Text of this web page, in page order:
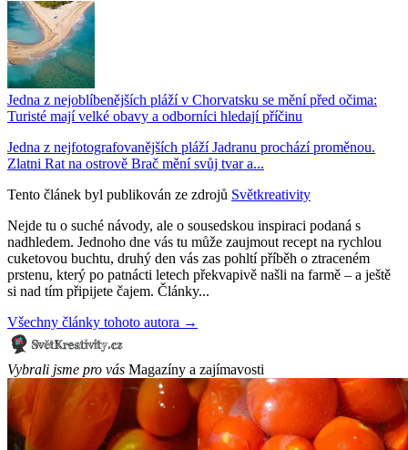
Jedna z nejoblíbenějších pláží v Chorvatsku se mění před očima:
Turisté mají velké obavy a odborníci hledají příčinu
Jedna z nejfotografovanějších pláží Jadranu prochází proměnou.
Zlatni Rat na ostrově Brač mění svůj tvar a...
Tento článek byl publikován ze zdrojů Světkreativity
Nejde tu o suché návody, ale o sousedskou inspiraci podaná s
nadhledem. Jednoho dne vás tu může zaujmout recept na rychlou
cuketovou buchtu, druhý den vás zas pohltí příběh o ztraceném
prstenu, který po patnácti letech překvapivě našli na farmě – a ještě
si nad tím připijete čajem. Články...
Všechny články tohoto autora →
Vybrali jsme pro vás Magazíny a zajímavosti